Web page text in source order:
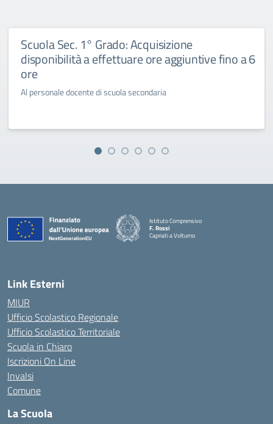
Scuola Sec. 1° Grado: Acquisizione
disponibilità a effettuare ore aggiuntive fino a 6
ore
Al personale docente di scuola secondaria
Istituto Comprensivo
F. Rossi
Capriati a Volturno
— Visita la pagina iniziale della scuola
Link Esterni
MIUR
Ufficio Scolastico Regionale
Ufficio Scolastico Territoriale
Scuola in Chiaro
Iscrizioni On Line
Invalsi
Comune
La Scuola